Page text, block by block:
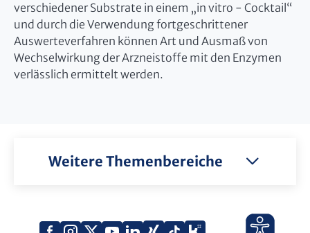
verschiedener Substrate in einem „in vitro - Cocktail“
und durch die Verwendung fortgeschrittener
Auswerteverfahren können Art und Ausmaß von
Wechselwirkung der Arzneistoffe mit den Enzymen
verlässlich ermittelt werden.
Weitere Themenbereiche
Facebook
Instagram
X YouTube
LinkedIn
Xing TiktokKununu